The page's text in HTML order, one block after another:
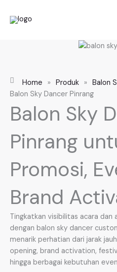
Home » Produk » Balon
Balon Sky Dancer Pinrang
Balon Sky
Pinrang
Promosi,
Brand
Tingkatkan visibilitas acara
dengan balon sky dancer
menarik perhatian dari jarak
opening, brand activation,
hingga berbagai kebutuhan